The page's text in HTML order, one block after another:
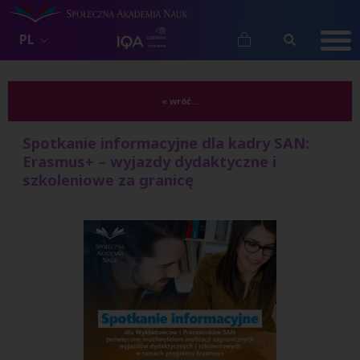
PL
« wróć...
Spotkanie informacyjne dla kadry SAN:
Erasmus+ – wyjazdy dydaktyczne i
szkoleniowe za granicę